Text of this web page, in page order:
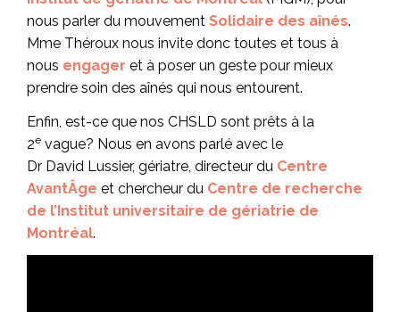
nous parler du mouvement Solidaire des aînés.
Mme Théroux nous invite donc toutes et tous à
nous engager et à poser un geste pour mieux
prendre soin des aînés qui nous entourent.
Enfin, est-ce que nos CHSLD sont prêts à la
2e vague? Nous en avons parlé avec le
Dr David Lussier, gériatre, directeur du Centre
AvantÂge et chercheur du Centre de recherche
de l’Institut universitaire de gériatrie de
Montréal.